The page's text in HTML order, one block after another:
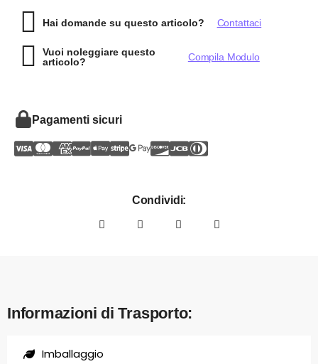
Hai domande su questo articolo? Contattaci
Vuoi noleggiare questo
articolo?
Compila Modulo
Pagamenti sicuri
Condividi:
Informazioni di Trasporto:
Imballaggio